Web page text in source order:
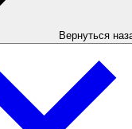
Вернуться